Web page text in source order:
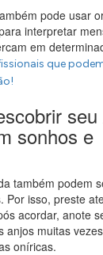
pode usar
interpretar
em
que
sonhos e
também podem
Por isso, preste
acordar, anote
anjos muitas
oníricas.